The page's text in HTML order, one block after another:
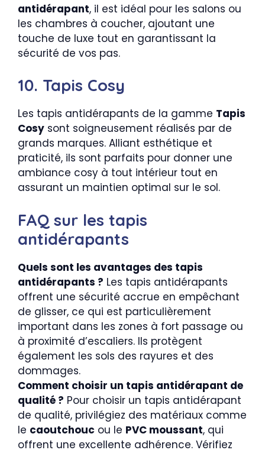
antidérapant, il est idéal pour les salons ou
les chambres à coucher, ajoutant une
touche de luxe tout en garantissant la
sécurité de vos pas.
10. Tapis Cosy
Les tapis antidérapants de la gamme Tapis
Cosy sont soigneusement réalisés par de
grands marques. Alliant esthétique et
praticité, ils sont parfaits pour donner une
ambiance cosy à tout intérieur tout en
assurant un maintien optimal sur le sol.
FAQ sur les tapis
antidérapants
Quels sont les avantages des tapis
antidérapants ? Les tapis antidérapants
offrent une sécurité accrue en empêchant
de glisser, ce qui est particulièrement
important dans les zones à fort passage ou
à proximité d’escaliers. Ils protègent
également les sols des rayures et des
dommages.
Comment choisir un tapis antidérapant de
qualité ? Pour choisir un tapis antidérapant
de qualité, privilégiez des matériaux comme
le caoutchouc ou le PVC moussant, qui
offrent une excellente adhérence. Vérifiez